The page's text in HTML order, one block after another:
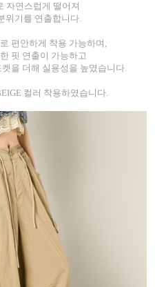
자연스럽게 떨어져
위기를 연출합니다.
편안하게 착용 가능하며,
핏 연출이 가능하고
을 더해 실용성을 높였습니다.
컬러 착용하였습니다.